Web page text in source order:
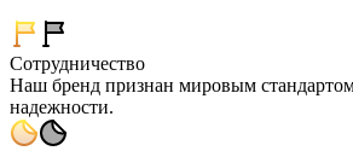
Сотрудничество
Наш бренд признан мировым стандартом
надежности.